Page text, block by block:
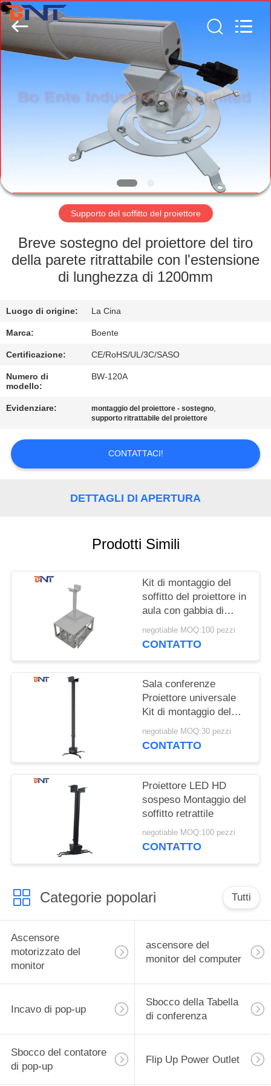
CASA
PRODOTTI
GIRO
FABBRICA
CONTROLLO
QUALITÀ
CONTATTICI
NOTIZIE
CONFERENCE
DEL
SITO
PRIVACY
POLICY
(Bo
Ente
Industrial
Co.,
All
Rights
Supporto del soffitto del proiettore
Breve sostegno del proiettore del tiro
della parete ritrattabile con l'estensione
di lunghezza di 1200mm
Luogo di origine: La Cina
Marca: Boente
Certificazione: CE/RoHS/UL/3C/SASO
Numero di
modello:
BW-120A
Evidenziare: montaggio del proiettore - sostegno,
supporto ritrattabile del proiettore
CONTATTACI!
DETTAGLI DI APERTURA
Prodotti Simili
Kit di montaggio del
soffitto del proiettore in
aula con gabbia di
sicurezza del proiettore
negotiable MOQ:100 pezzi
CONTATTO
Sala conferenze
Proiettore universale
Kit di montaggio del
soffitto Forma di tubo
rotondo
negotiable MOQ:30 pezzi
CONTATTO
Proiettore LED HD
sospeso Montaggio del
soffitto retrattile
negotiable MOQ:100 pezzi
CONTATTO
Categorie popolari Tutti
Ascensore
motorizzato del
monitor
ascensore del
monitor del computer
Incavo di pop-up
Sbocco della Tabella
di conferenza
Sbocco del contatore
di pop-up
Flip Up Power Outlet